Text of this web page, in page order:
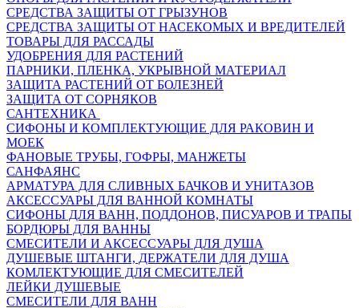
СРЕДСТВА ЗАЩИТЫ ОТ ГРЫЗУНОВ
СРЕДСТВА ЗАЩИТЫ ОТ НАСЕКОМЫХ И ВРЕДИТЕЛЕЙ
ТОВАРЫ ДЛЯ РАССАДЫ
УДОБРЕНИЯ ДЛЯ РАСТЕНИЙ
ПАРНИКИ, ПЛЕНКА, УКРЫВНОЙ МАТЕРИАЛ
ЗАЩИТА РАСТЕНИЙ ОТ БОЛЕЗНЕЙ
ЗАЩИТА ОТ СОРНЯКОВ
САНТЕХНИКА
СИФОНЫ И КОМПЛЕКТУЮЩИЕ ДЛЯ РАКОВИН И
МОЕК
ФАНОВЫЕ ТРУБЫ, ГОФРЫ, МАНЖЕТЫ
САНФАЯНС
АРМАТУРА ДЛЯ СЛИВНЫХ БАЧКОВ И УНИТАЗОВ
АКСЕССУАРЫ ДЛЯ ВАННОЙ КОМНАТЫ
СИФОНЫ ДЛЯ ВАНН, ПОДДОНОВ, ПИСУАРОВ И ТРАПЫ
БОРДЮРЫ ДЛЯ ВАННЫ
СМЕСИТЕЛИ И АКСЕССУАРЫ ДЛЯ ДУША
ДУШЕВЫЕ ШТАНГИ, ДЕРЖАТЕЛИ ДЛЯ ДУША
КОМЛЕКТУЮЩИЕ ДЛЯ СМЕСИТЕЛЕЙ
ЛЕЙКИ ДУШЕВЫЕ
СМЕСИТЕЛИ ДЛЯ ВАНН